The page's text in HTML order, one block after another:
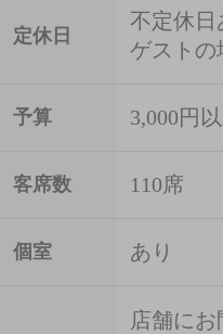
定休日
不定休
ゲストの
予算 3,000円
客席数 110席
個室 あり
店舗に